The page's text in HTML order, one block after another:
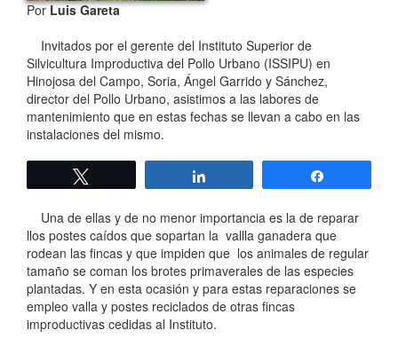
PorLuis Gareta
Invitados por el gerente del Instituto Superior de
Silvicultura Improductiva del Pollo Urbano (ISSIPU) en
Hinojosa del Campo, Soria, Ángel Garrido y Sánchez,
director del Pollo Urbano, asistimos a las labores de
mantenimiento que en estas fechas se llevan a cabo en las
instalaciones del mismo.
Una de ellas y de no menor importancia es la de reparar
llos postes caídos que sopartan la vallla ganadera que
rodean las fincas y que impiden que los animales de regular
tamaño se coman los brotes primaverales de las especies
plantadas. Y en esta ocasión y para estas reparaciones se
empleo valla y postes reciclados de otras fincas
improductivas cedidas al Instituto.